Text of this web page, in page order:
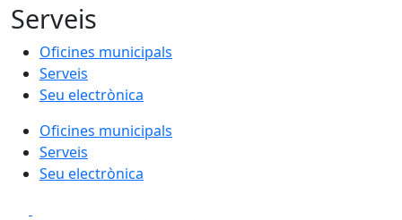
Serveis
Oficines municipals
Serveis
Seu electrònica
Oficines municipals
Serveis
Seu electrònica